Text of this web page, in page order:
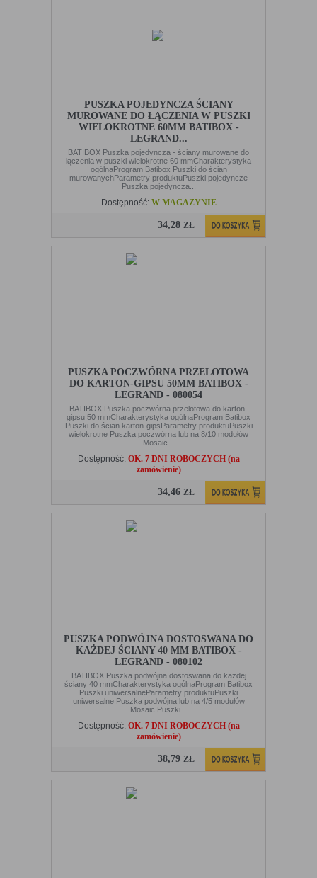
PUSZKA POJEDYNCZA ŚCIANY
MUROWANE DO ŁĄCZENIA W PUSZKI
WIELOKROTNE 60MM BATIBOX -
LEGRAND...
BATIBOX Puszka pojedyncza - ściany murowane do
łączenia w puszki wielokrotne 60 mmCharakterystyka
ogólnaProgram Batibox Puszki do ścian
murowanychParametry produktuPuszki pojedyncze
Puszka pojedyncza...
Dostępność: W MAGAZYNIE
34,28ZŁ
PUSZKA POCZWÓRNA PRZELOTOWA
DO KARTON-GIPSU 50MM BATIBOX -
LEGRAND - 080054
BATIBOX Puszka poczwórna przelotowa do karton-
gipsu 50 mmCharakterystyka ogólnaProgram Batibox
Puszki do ścian karton-gipsParametry produktuPuszki
wielokrotne Puszka poczwórna lub na 8/10 modułów
Mosaic...
Dostępność: OK. 7 DNI ROBOCZYCH (na
zamówienie)
34,46ZŁ
PUSZKA PODWÓJNA DOSTOSWANA DO
KAŻDEJ ŚCIANY 40 MM BATIBOX -
LEGRAND - 080102
BATIBOX Puszka podwójna dostoswana do każdej
ściany 40 mmCharakterystyka ogólnaProgram Batibox
Puszki uniwersalneParametry produktuPuszki
uniwersalne Puszka podwójna lub na 4/5 modułów
Mosaic Puszki...
Dostępność: OK. 7 DNI ROBOCZYCH (na
zamówienie)
38,79ZŁ